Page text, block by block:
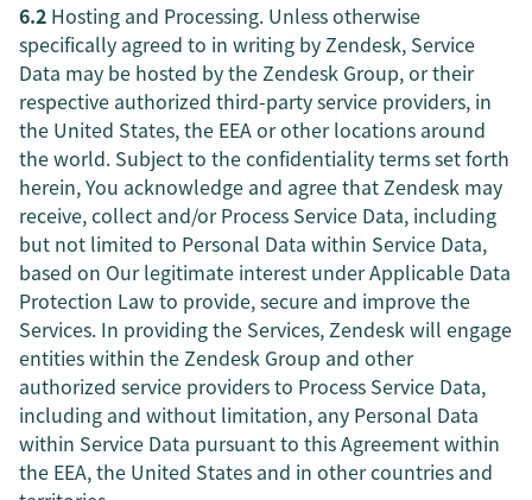
6.2 Hosting and Processing. Unless otherwise
specifically agreed to in writing by Zendesk, Service
Data may be hosted by the Zendesk Group, or their
respective authorized third-party service providers, in
the United States, the EEA or other locations around
the world. Subject to the confidentiality terms set forth
herein, You acknowledge and agree that Zendesk may
receive, collect and/or Process Service Data, including
but not limited to Personal Data within Service Data,
based on Our legitimate interest under Applicable Data
Protection Law to provide, secure and improve the
Services. In providing the Services, Zendesk will engage
entities within the Zendesk Group and other
authorized service providers to Process Service Data,
including and without limitation, any Personal Data
within Service Data pursuant to this Agreement within
the EEA, the United States and in other countries and